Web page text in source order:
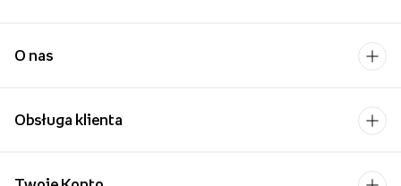
O nas
Obsługa klienta